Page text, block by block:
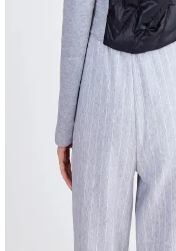
Su yeşili montlar, kadınlar için hem şıklık
Modada yeni trendler, modeller ve
tarzınızı tamamlayın.
2025'te Lufian Parlak Mont ile Kış
Devrim Yapın
Kışın şıklık ve konforu bir arada sunan
keşfedin. Tarzınızı tamamlamak için hemen
Lufian Yeşil Mont: Modern
Dayanıklılığıyla Şık Kış
Lufian yeşil montlar, şıklık ve dayanıklılığı
detaylar ve fonksiyonellik ile kış aylarında
Şapkalı Montlar: Kışın Sıcak ve
Şapkalı montlar, kışın sıcak tutarken şıklığı
fonksiyonel ve trend tasarımlardır. Farklı